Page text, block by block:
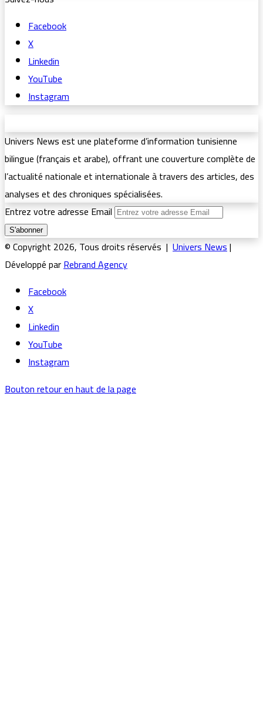
Facebook
X
Linkedin
YouTube
Instagram
Univers News est une plateforme d’information tunisienne
bilingue (français et arabe), offrant une couverture complète de
l’actualité nationale et internationale à travers des articles, des
analyses et des chroniques spécialisées.
Entrez votre adresse Email
© Copyright 2026, Tous droits réservés |Univers News|
Développé parRebrand Agency
Facebook
X
Linkedin
YouTube
Instagram
Bouton retour en haut de la page